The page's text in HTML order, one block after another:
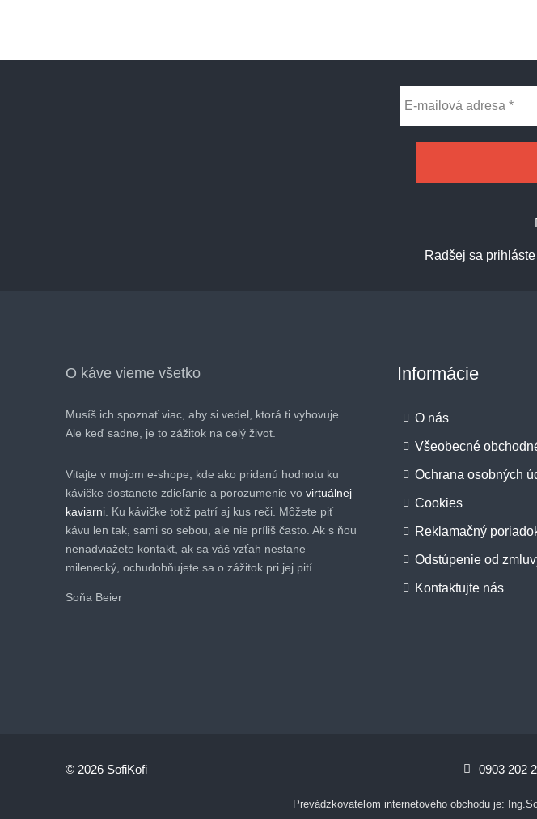
Radšej sa
O káve vieme všetko
Musíš ich spoznať viac, aby si vedel, ktorá ti vyhovuje.
Ale keď sadne, je to zážitok na celý život.
Vitajte v mojom e-shope, kde ako pridanú hodnotu ku
kávičke dostanete zdieľanie a porozumenie vo virtuálnej
kaviarni. Ku kávičke totiž patrí aj kus reči. Môžete piť
kávu len tak, sami so sebou, ale nie príliš často. Ak s ňou
nenadviažete kontakt, ak sa váš vzťah nestane
milenecký, ochudobňujete sa o zážitok pri jej pití.
Soňa Beier
Informácie
O nás
Všeobecné
Ochrana osobných
Cookies
Reklamačný
Odstúpenie od
Kontaktujte nás
© 2026 SofiKofi 0903 202
Prevádzkovateľom internetového obchodu je: